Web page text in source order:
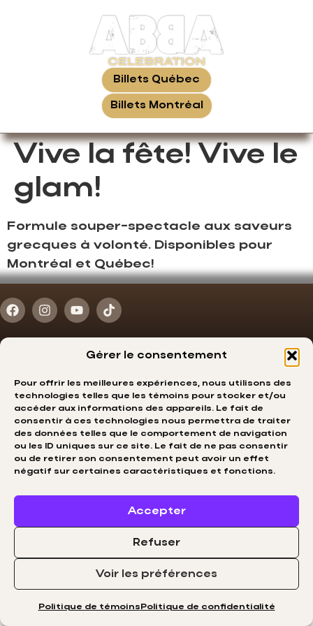
Gérer le consentement
Pour offrir les meilleures expériences, nous utilisons des
technologies telles que les témoins pour stocker et/ou
accéder aux informations des appareils. Le fait de
consentir à ces technologies nous permettra de traiter
des données telles que le comportement de navigation
ou les ID uniques sur ce site. Le fait de ne pas consentir
ou de retirer son consentement peut avoir un effet
négatif sur certaines caractéristiques et fonctions.
Accepter
Refuser
Voir les préférences
Politique de témoins Politique de confidentialité
Billets Québec
Billets Montréal
Vive la fête! Vive le
glam!
Formule souper-spectacle aux saveurs
grecques à volonté. Disponibles pour
Montréal et Québec!
© ABBA CÉLÉBRATION. Tous
droits réservés.
Propulsé Par MIITEMS
English
info@abbacelebration.com
Politique de confidentialité